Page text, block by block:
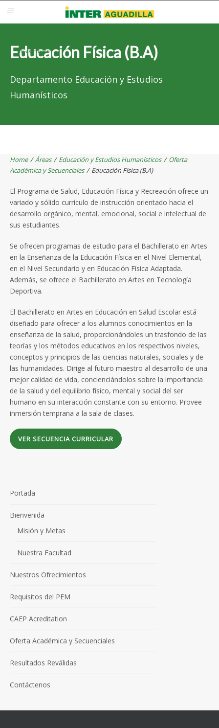
Correo Electrónico
Re-admisión
Educación Física (B.A)
Departamento Educación y Estudios
Humanísticos
Home /Áreas / Educación y Estudios Humanísticos / Oferta
Académica y Secuenciales / Educación Física (B.A)
El Programa de Salud, Educación Física y Recreación ofrece un
variado y sólido currículo de instrucción orientado hacia el
desarrollo orgánico, mental, emocional, social e intelectual de
sus estudiantes.
Se ofrecen programas de estudio para el Bachillerato en Artes
en la Enseñanza de la Educación Física en el Nivel Elemental,
en el Nivel Secundario y en Educación Física Adaptada.
Además, se ofrece el Bachillerato en Artes en Tecnología
Deportiva.
El Bachillerato en Artes en Educación en Salud Escolar está
diseñado para ofrecer a los alumnos conocimientos en la
enseñanza de la salud, proporcionándoles un trasfondo de las
teorías y los métodos educativos en los respectivos niveles,
conceptos y principios de las ciencias naturales, sociales y de
las humanidades. Dirige al futuro maestro al desarrollo de una
mejor calidad de vida, concienciándolos sobre la importancia
de la salud y del equilibrio físico, mental y social del ser
humano en su interacción constante con su entorno. Provee
inmersión temprana a la sala de clases.
VER SECUENCIA CURRICULAR
Portada
Bienvenida
Misión y Metas
Nuestra Facultad
Nuestros Ofrecimientos
Requisitos del PEM
CAEP Acreditation
Oferta Académica y Secuenciales
Resultados Reválidas
Contáctenos